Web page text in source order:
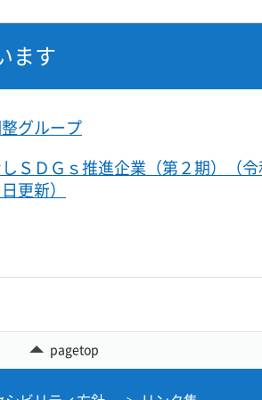
ます
グループ
ＳＤＧｓ推進企業（第２期）（
更新）
pagetop